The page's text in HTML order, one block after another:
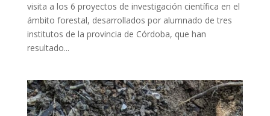
visita a los 6 proyectos de investigación científica en el
ámbito forestal, desarrollados por alumnado de tres
institutos de la provincia de Córdoba, que han
resultado...